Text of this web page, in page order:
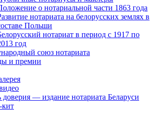
о нотариальной части 1863 года
нотариата на белорусских землях в
Польши
нотариат в период с 1917 по
год
союз нотариата
и премии
доверия — издание нотариата Беларуси